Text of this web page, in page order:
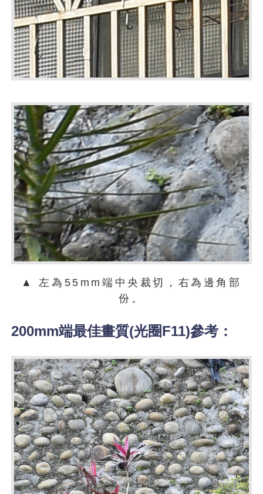
▲ 左為55mm端中央裁切，右為邊角部
份。
200mm端最佳畫質(光圈F11)參考：